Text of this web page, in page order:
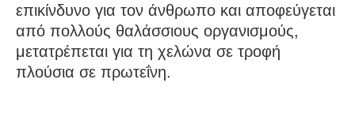
επικίνδυνο για τον άνθρωπο και αποφεύγεται
από πολλούς θαλάσσιους οργανισμούς,
μετατρέπεται για τη χελώνα σε τροφή
πλούσια σε πρωτεΐνη.